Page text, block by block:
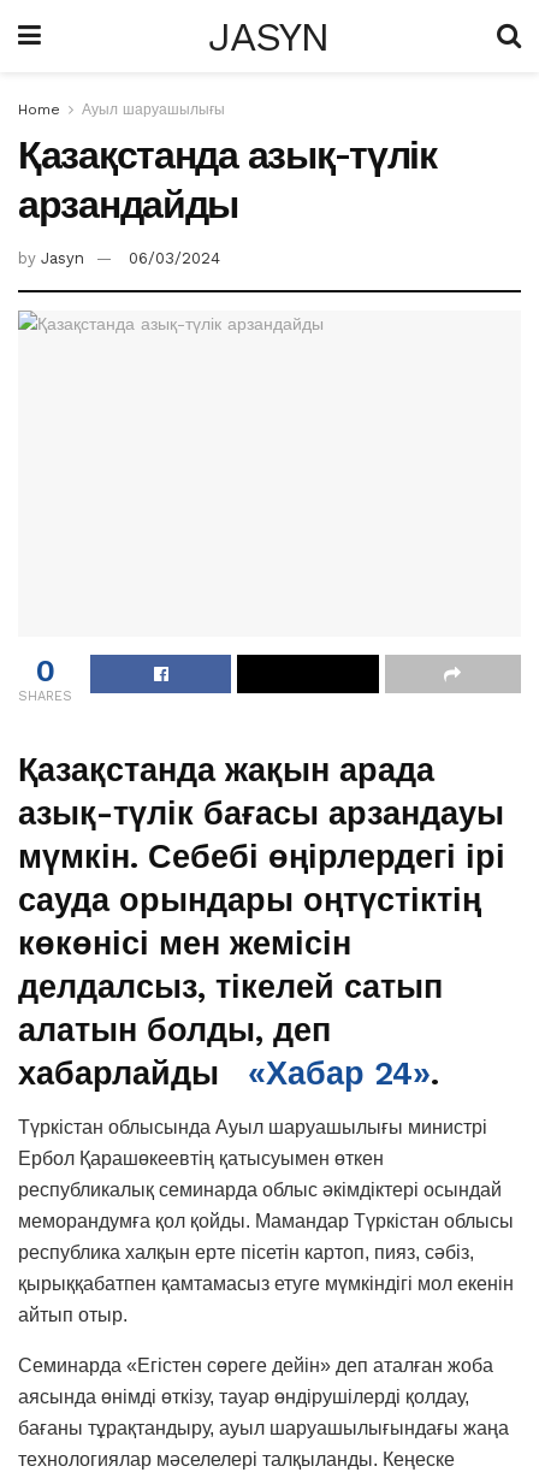
JASYN
Home Ауыл шаруашылығы
Қазақстанда азық-түлік
арзандайды
by Jasyn 06/03/2024
0
SHARES
Қазақстанда жақын арада
азық-түлік бағасы арзандауы
мүмкін. Себебі өңірлердегі ірі
сауда орындары оңтүстіктің
көкөнісі мен жемісін
делдалсыз, тікелей сатып
алатын болды, деп
хабарлайды «Хабар 24».
Түркістан облысында Ауыл шаруашылығы министрі
Ербол Қарашөкеевтің қатысуымен өткен
республикалық семинарда облыс әкімдіктері осындай
меморандумға қол қойды. Мамандар Түркістан облысы
республика халқын ерте пісетін картоп, пияз, сәбіз,
қырыққабатпен қамтамасыз етуге мүмкіндігі мол екенін
айтып отыр.
Семинарда «Егістен сөреге дейін» деп аталған жоба
аясында өнімді өткізу, тауар өндірушілерді қолдау,
бағаны тұрақтандыру, ауыл шаруашылығындағы жаңа
технологиялар мәселелері талқыланды. Кеңеске